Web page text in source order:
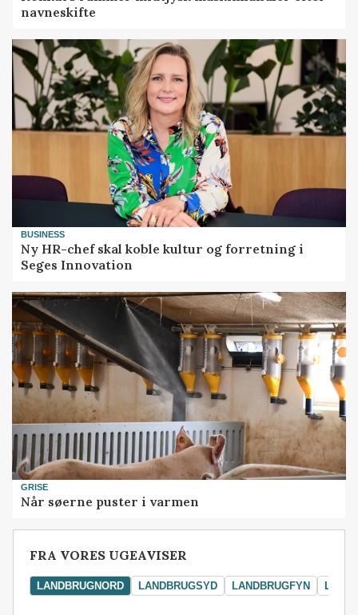
navneskifte
BUSINESS
Ny HR-chef skal koble kultur og forretning i
Seges Innovation
GRISE
Når søerne puster i varmen
FRA VORES UGEAVISER
LANDBRUGNORD LANDBRUGSYD LANDBRUGFYN